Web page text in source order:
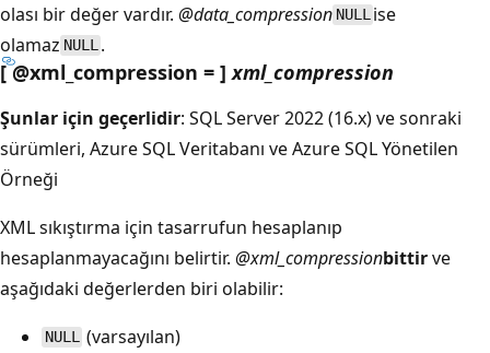
olası bir değer vardır. @data_compression NULL ise
olamaz NULL .
[ @xml_compression = ] xml_compression
Şunlar için geçerlidir: SQL Server 2022 (16.x) ve sonraki
sürümleri, Azure SQL Veritabanı ve Azure SQL Yönetilen
Örneği
XML sıkıştırma için tasarrufun hesaplanıp
hesaplanmayacağını belirtir. @xml_compressionbittirve
aşağıdaki değerlerden biri olabilir:
NULL (varsayılan)